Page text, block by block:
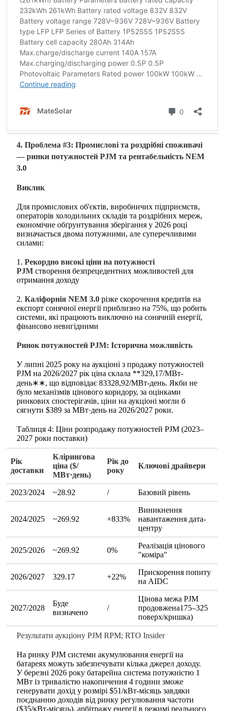
4. Проблема #3: Промислові та роздрібні споживачі
— ринки потужностей PJM та рентабельність NEM
3.0
Виклик
Для промислових об'єктів, виробничих підприємств,
операторів холодильних складів та роздрібних мереж,
економічне обґрунтування зберігання у 2026 році
визначається двома потужними, але суперечливими
силами:
1.Рекордно високі ціни на потужності
PJM створення безпрецедентних можливостей для
отримання доходу
2.Каліфорнія NEM 3.0 різке скорочення кредитів на
експорт сонячної енергії приблизно на 75%, що робить
системи, які працюють виключно на сонячній енергії,
фінансово невигідними
Ринок потужностей PJM: Історична можливість
У липні 2025 року на аукціоні з продажу потужностей
PJM на 2026/2027 рік ціна склала **329,17/МВт-
день∗∗, що відповідає 83328,92/МВт-день. Якби не
було механізмів цінового коридору, за оцінками
ринкових спостерігачів, ціни на аукціоні могли б
сягнути $389 за МВт·день на 2026/2027 роки.
Таблиця 4: Ціни розпродажу потужностей PJM (2023–
2027 роки поставки)
Рік
доставки
Клірингова
ціна ($/
МВт·день)
Рік до
року
Ключові драйвери
2023/2024 ~28.92 / Базовий рівень
2024/2025 ~269.92 +833%
Виникнення
навантаження дата-
центру
2025/2026 ~269.92 0%
Реалізація цінового
"коміра"
2026/2027 329.17 +22%
Прискорення попиту
на AIDC
2027/2028
Буде
визначено
/
Цінова межа PJM
продовжена175–325
поверх/кришка)
Результати аукціону PJM RPM; RTO Insider
На ринку PJM системи акумулювання енергії на
батареях можуть забезпечувати кілька джерел доходу.
У березні 2026 року батарейна система потужністю 1
МВт із тривалістю накопичення 4 години зможе
генерувати дохід у розмірі $51/кВт-місяць завдяки
поєднанню доходів від ринку регулювання частоти
($35/кВт-місяць), арбітражу енергії в режимі реального